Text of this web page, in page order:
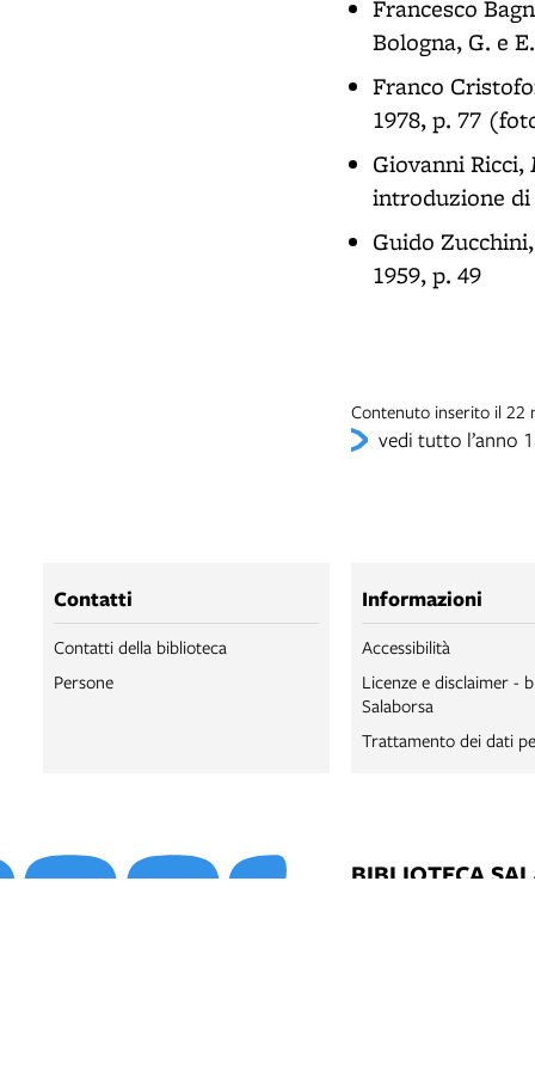
Francesco
Bologna, G. e
Franco
1978, p. 77
Giovanni Ricci,
introduzione di
Guido Zucchini,
1959, p. 49
Contenuto inserito il
vedi tutto l’anno
Contatti
Contatti della biblioteca
Persone
Informazioni
Accessibilità
Licenze e disclaimer -
Salaborsa
Trattamento dei dati
BIBLIOTECA